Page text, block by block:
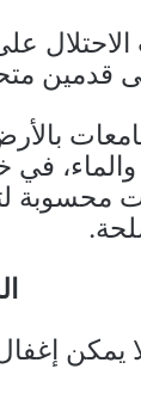
في
محسوبة
يمكن